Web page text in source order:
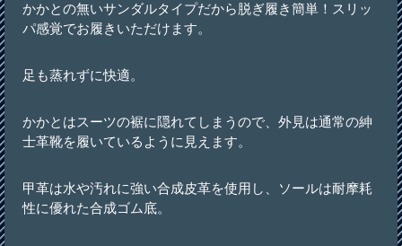
かかとの無いサンダルタイプだから脱ぎ履き簡単！スリッ
パ感覚でお履きいただけます。
足も蒸れずに快適。
かかとはスーツの裾に隠れてしまうので、外見は通常の紳
士革靴を履いているように見えます。
甲革は水や汚れに強い合成皮革を使用し、ソールは耐摩耗
性に優れた合成ゴム底。